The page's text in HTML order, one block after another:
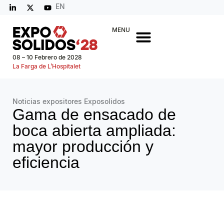
EN
08 – 10 Febrero de 2028
La Farga de L’Hospitalet
MENU
Noticias expositores Exposolidos
Gama de ensacado de
boca abierta ampliada:
mayor producción y
eficiencia